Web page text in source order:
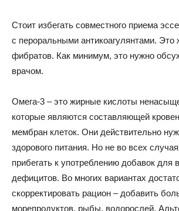
Стоит избегать совместного приема
с пероральными антикоагулянтами. Это
фибратов. Как минимум, это нужно
врачом.
Омега-3 – это жирные кислоты
которые являются составляющей
мембран клеток. Они действительно
здорового питания. Но не во всех
прибегать к употреблению добавок для
дефицитов. Во многих вариантах
скорректировать рацион – добавить
морепродуктов, рыбы, водорослей.